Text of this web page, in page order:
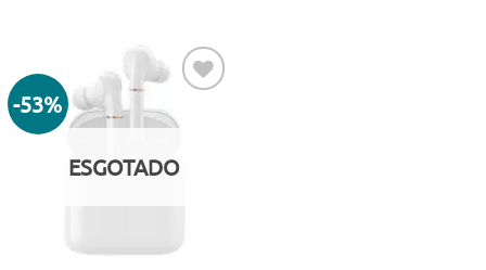
-53%
Adicionar
aos meus
ESGOTADO